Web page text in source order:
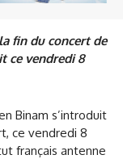
fin du concert de
ce vendredi 8
Binam s’introduit
ce vendredi 8
français antenne